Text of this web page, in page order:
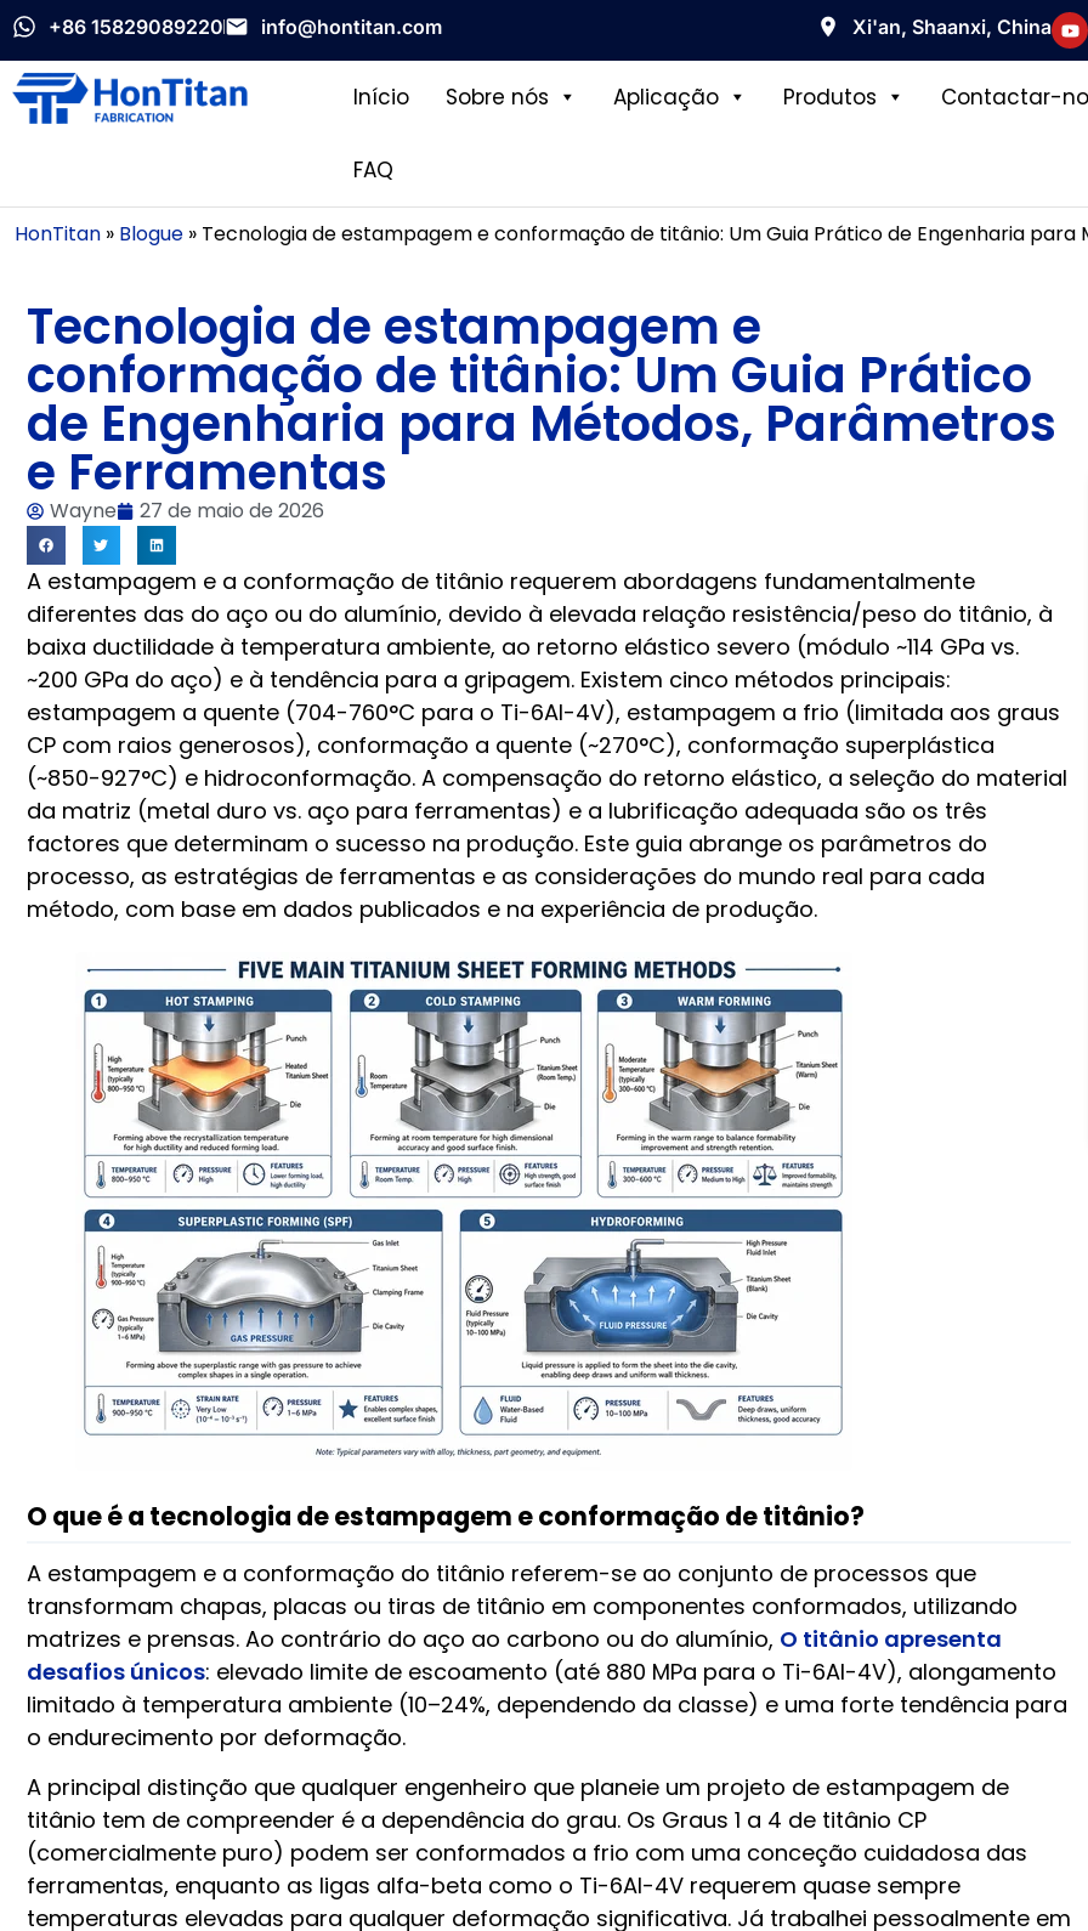
+86 15829089220 info@hontitan.com Xi'an, Shaanxi, China
Início Sobre nós Aplicação Produtos Contactar-
FAQ
HonTitan » Blogue » Tecnologia de estampagem e conformação de titânio: Um Guia Prático de Engenharia
Tecnologia de estampagem e
conformação de titânio: Um Guia Prático
de Engenharia para Métodos, Parâmetros
e Ferramentas
Wayne 27 de maio de 2026
A estampagem e a conformação de titânio requerem abordagens fundamentalmente
diferentes das do aço ou do alumínio, devido à elevada relação resistência/peso do titânio, à
baixa ductilidade à temperatura ambiente, ao retorno elástico severo (módulo ~114 GPa vs.
~200 GPa do aço) e à tendência para a gripagem. Existem cinco métodos principais:
estampagem a quente (704-760°C para o Ti-6Al-4V), estampagem a frio (limitada aos graus
CP com raios generosos), conformação a quente (~270°C), conformação superplástica
(~850-927°C) e hidroconformação. A compensação do retorno elástico, a seleção do material
da matriz (metal duro vs. aço para ferramentas) e a lubrificação adequada são os três
factores que determinam o sucesso na produção. Este guia abrange os parâmetros do
processo, as estratégias de ferramentas e as considerações do mundo real para cada
método, com base em dados publicados e na experiência de produção.
O que é a tecnologia de estampagem e conformação de titânio?
A estampagem e a conformação do titânio referem-se ao conjunto de processos que
transformam chapas, placas ou tiras de titânio em componentes conformados, utilizando
matrizes e prensas. Ao contrário do aço ao carbono ou do alumínio, O titânio apresenta
desafios únicos: elevado limite de escoamento (até 880 MPa para o Ti-6Al-4V), alongamento
limitado à temperatura ambiente (10–24%, dependendo da classe) e uma forte tendência para
o endurecimento por deformação.
A principal distinção que qualquer engenheiro que planeie um projeto de estampagem de
titânio tem de compreender é a dependência do grau. Os Graus 1 a 4 de titânio CP
(comercialmente puro) podem ser conformados a frio com uma conceção cuidadosa das
ferramentas, enquanto as ligas alfa-beta como o Ti-6Al-4V requerem quase sempre
temperaturas elevadas para qualquer deformação significativa. Já trabalhei pessoalmente em